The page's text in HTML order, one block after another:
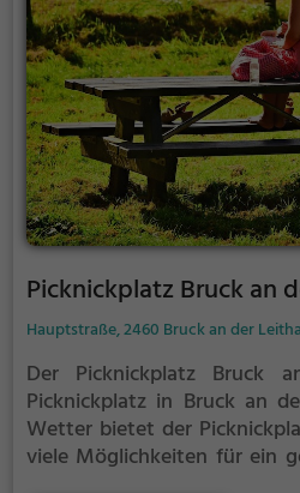
Picknickplatz Bruck an
Hauptstraße, 2460 Bruck an der Leitha
Der Picknickplatz Bruck
Picknickplatz in Bruck an
Wetter bietet der
viele Möglichkeiten für ein